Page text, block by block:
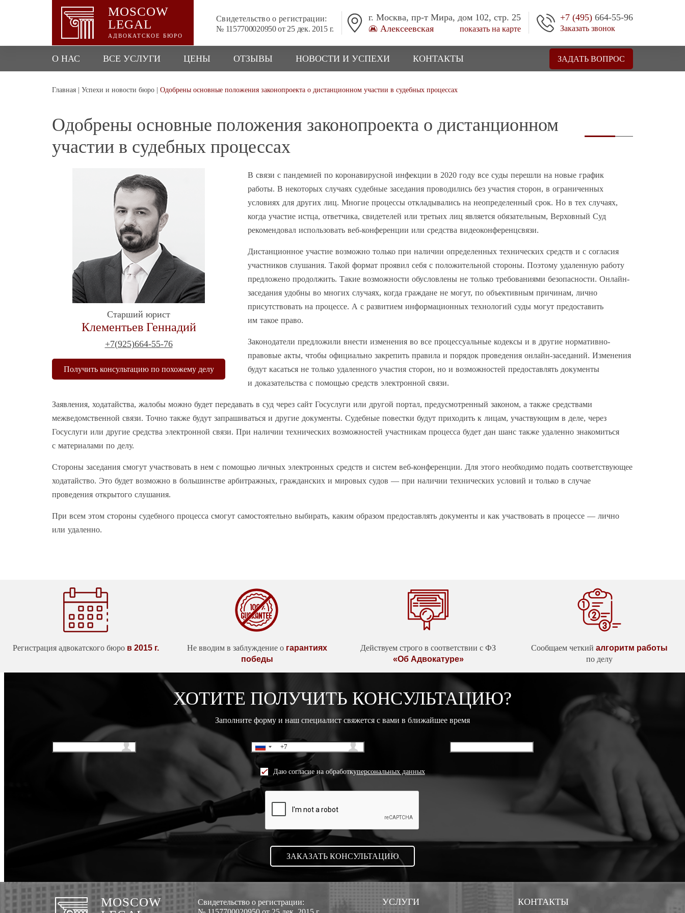
MOSCOW
LEGAL
АДВОКАТСКОЕ БЮРО
Свидетельство о регистрации:
№ 1157700020950 от 25 дек. 2015 г.
г. Москва, пр-т Мира, дом 102, стр. 25
Алексеевская
показать на карте
+7 (495) 664-55-96
Заказать звонок
О НАС ВСЕ УСЛУГИ ЦЕНЫ ОТЗЫВЫ НОВОСТИ И УСПЕХИ КОНТАКТЫ ЗАДАТЬ ВОПРОС
Главная Успехи и новости бюро Одобрены основные положения законопроекта о дистанционном участии в судебных процессах
Одобрены основные положения законопроекта о дистанционном
участии в судебных процессах
Старший юрист
Клементьев Геннадий
+7(925)664-55-76
Получить консультацию по похожему делу
В связи с пандемией по коронавирусной инфекции в 2020 году все суды перешли на новые график
работы. В некоторых случаях судебные заседания проводились без участия сторон, в ограниченных
условиях для других лиц. Многие процессы откладывались на неопределенный срок. Но в тех случаях,
когда участие истца, ответчика, свидетелей или третьих лиц является обязательным, Верховный Суд
рекомендовал использовать веб-конференции или средства видеоконференцсвязи.
Дистанционное участие возможно только при наличии определенных технических средств и с согласия
участников слушания. Такой формат проявил себя с положительной стороны. Поэтому удаленную работу
предложено продолжить. Такие возможности обусловлены не только требованиями безопасности. Онлайн-
заседания удобны во многих случаях, когда граждане не могут, по объективным причинам, лично
присутствовать на процессе. А с развитием информационных технологий суды могут предоставить
им такое право.
Законодатели предложили внести изменения во все процессуальные кодексы и в другие нормативно-
правовые акты, чтобы официально закрепить правила и порядок проведения онлайн-заседаний. Изменения
будут касаться не только удаленного участия сторон, но и возможностей предоставлять документы
и доказательства с помощью средств электронной связи.
Заявления, ходатайства, жалобы можно будет передавать в суд через сайт Госуслуги или другой портал, предусмотренный законом, а также средствами
межведомственной связи. Точно также будут запрашиваться и другие документы. Судебные повестки будут приходить к лицам, участвующим в деле, через
Госуслуги или другие средства электронной связи. При наличии технических возможностей участникам процесса будет дан шанс также удаленно знакомиться
с материалами по делу.
Стороны заседания смогут участвовать в нем с помощью личных электронных средств и систем веб-конференции. Для этого необходимо подать соответствующее
ходатайство. Это будет возможно в большинстве арбитражных, гражданских и мировых судов — при наличии технических условий и только в случае
проведения открытого слушания.
При всем этом стороны судебного процесса смогут самостоятельно выбирать, каким образом предоставлять документы и как участвовать в процессе — лично
или удаленно.
Регистрация адвокатского бюро в 2015 г. Не вводим в заблуждение о гарантиях
победы
Действуем строго в соответствии с ФЗ
«Об Адвокатуре»
Сообщаем четкий алгоритм работы
по делу
ХОТИТЕ ПОЛУЧИТЬ КОНСУЛЬТАЦИЮ?
Заполните форму и наш специалист свяжется с вами в ближайшее время
Даю согласие на обработкуперсональных данных
MOSCOW
Свидетельство о регистрации:
УСЛУГИ КОНТАКТЫ